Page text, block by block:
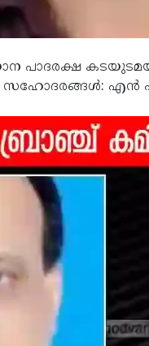
പാദരക്ഷ
സഹോദരങ്ങള്‍: എന്‍